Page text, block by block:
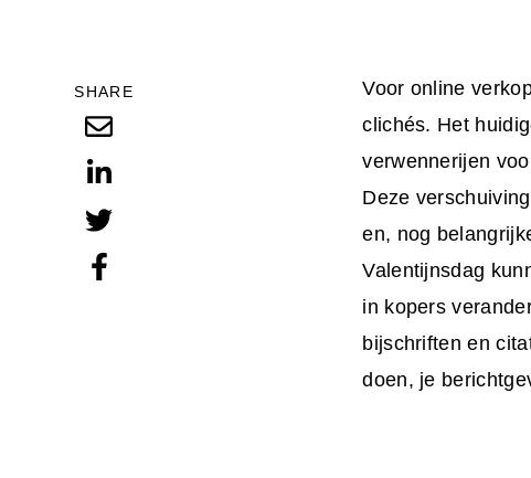
SHARE
Voor online
clichés. Het
verwennerijen
Deze
en, nog
Valentijnsdag
in kopers
bijschriften en
doen, je